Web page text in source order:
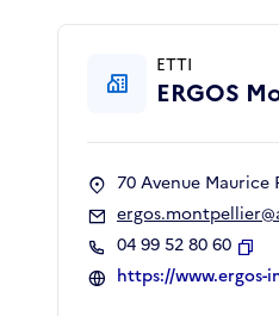
ETTI
ERGOS
70 Avenue Maurice
04 99 52 80 60
https://www.ergos-